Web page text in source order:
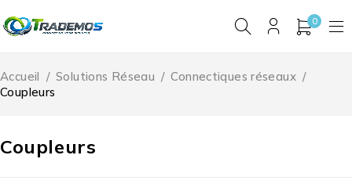
0
Coupleurs
Accueil / Solutions Réseau / Connectiques réseaux /
Coupleurs